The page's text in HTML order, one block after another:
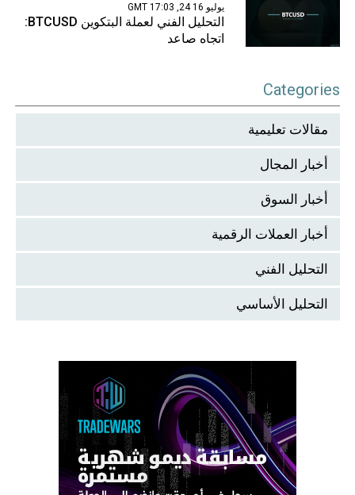
يوليو 16 24, 17:03 GMT
التحليل الفني لعملة البتكوين BTCUSD:
اتجاه صاعد
Categories
مقالات تعليمية
أخبار المجال
أخبار السوق
أخبار العملات الرقمية
التحليل الفني
التحليل الأساسي